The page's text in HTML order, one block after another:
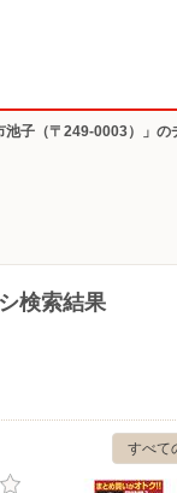
池子（〒249-0003）」
検索結果
すべて